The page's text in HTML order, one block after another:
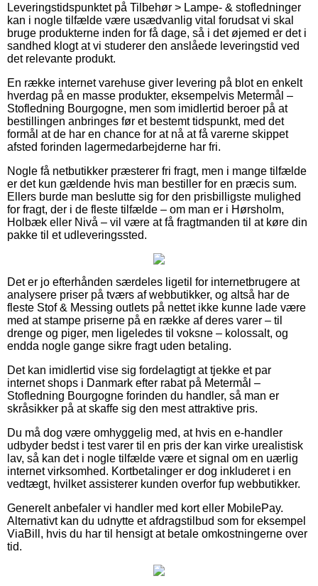
Leveringstidspunktet på Tilbehør > Lampe- & stofledninger
kan i nogle tilfælde være usædvanlig vital forudsat vi skal
bruge produkterne inden for få dage, så i det øjemed er det i
sandhed klogt at vi studerer den anslåede leveringstid ved
det relevante produkt.
En række internet varehuse giver levering på blot en enkelt
hverdag på en masse produkter, eksempelvis Metermål –
Stofledning Bourgogne, men som imidlertid beroer på at
bestillingen anbringes før et bestemt tidspunkt, med det
formål at de har en chance for at nå at få varerne skippet
afsted forinden lagermedarbejderne har fri.
Nogle få netbutikker præsterer fri fragt, men i mange tilfælde
er det kun gældende hvis man bestiller for en præcis sum.
Ellers burde man beslutte sig for den prisbilligste mulighed
for fragt, der i de fleste tilfælde – om man er i Hørsholm,
Holbæk eller Nivå – vil være at få fragtmanden til at køre din
pakke til et udleveringssted.
Det er jo efterhånden særdeles ligetil for internetbrugere at
analysere priser på tværs af webbutikker, og altså har de
fleste Stof & Messing outlets på nettet ikke kunne lade være
med at stampe priserne på en række af deres varer – til
drenge og piger, men ligeledes til voksne – kolossalt, og
endda nogle gange sikre fragt uden betaling.
Det kan imidlertid vise sig fordelagtigt at tjekke et par
internet shops i Danmark efter rabat på Metermål –
Stofledning Bourgogne forinden du handler, så man er
skråsikker på at skaffe sig den mest attraktive pris.
Du må dog være omhyggelig med, at hvis en e-handler
udbyder bedst i test varer til en pris der kan virke urealistisk
lav, så kan det i nogle tilfælde være et signal om en uærlig
internet virksomhed. Kortbetalinger er dog inkluderet i en
vedtægt, hvilket assisterer kunden overfor fup webbutikker.
Generelt anbefaler vi handler med kort eller MobilePay.
Alternativt kan du udnytte et afdragstilbud som for eksempel
ViaBill, hvis du har til hensigt at betale omkostningerne over
tid.